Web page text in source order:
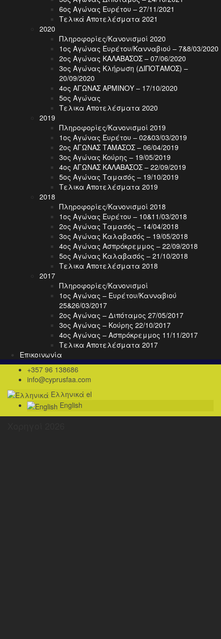
6ος Αγώνας Ευρέτου – 27/11/2021
Τελικά Αποτελέσματα 2021
2020
Πληροφορίες/Κανονισμοί 2020
1ος Αγώνας Ευρέτου/Κανναβιού – 7&8/03/2020
2ος Αγώνας ΚΑΛΑΒΑΣΟΣ – 07/06/2020
3ος Αγώνας Κλήρωση (ΔΙΠΟΤΑΜΟΣ) –
20/09/2020
4ος ΑΓΩΝΑΣ ΑΡΜΙΝΟΥ – 17/10/2020
5ος Αγώνας
Τελικα Αποτελέσματα 2020
2019
Πληροφορίες/Κανονισμοί 2019
1ος Αγώνας Ευρέτου – 02&03/03/2019
2ος ΑΓΩΝΑΣ ΤΑΜΑΣΟΣ – 06/04/2019
3ος Αγώνας Κούρης – 19/05/2019
4ος ΑΓΩΝΑΣ ΚΑΛΑΒΑΣΟΣ – 22/09/2019
5ος Αγώνας Ταμασός – 19/10/2019
Τελικα Αποτελέσματα 2019
2018
Πληροφορίες/Κανονισμοί 2018
1ος Αγώνας Ευρέτου – 10&11/03/2018
2ος Αγώνας Ταμασός – 14/04/2018
3ος Αγώνας Καλαβασός – 19/05/2018
4ος Αγώνας Ασπρόκρεμμος – 22/09/2018
5ος Αγώνας Καλαβασός – 21/10/2018
Τελικα Αποτελέσματα 2018
2017
Πληροφορίες/Κανονισμοί
1ος Αγώνας – Ευρέτου/Κανναβιού
25&26/03/2017
2ος Αγώνας – Διπόταμος 27/05/2017
3ος Αγώνας – Κούρης 22/10/2017
4ος Αγώνας – Ασπρόκρεμμος 11/11/2017
Τελικα Αποτελέσματα 2017
Επικοινωνία
+357 96 138686
info@cyprusfaa.com
Ελληνικά el
English